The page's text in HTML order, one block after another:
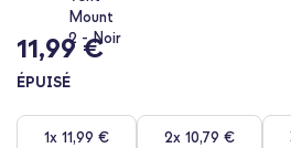
11,99 €
ÉPUISÉ
1x 11,99 € 2x 10,79 €